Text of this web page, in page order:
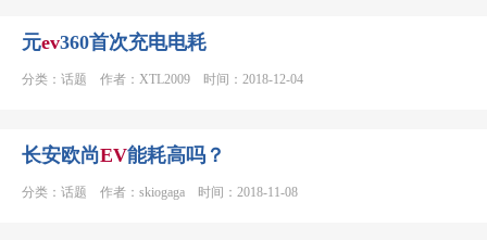
元ev360首次充电电耗
分类：话题 作者：XTL2009 时间：2018-12-04
长安欧尚EV能耗高吗？
分类：话题 作者：skiogaga 时间：2018-11-08